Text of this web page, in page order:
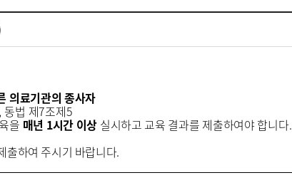
의료기관의 종사자
, 동법 제7조제5
을 매년 1시간 이상 실시하고 교육 결과를 제출하여야 합니다.
출하여 주시기 바랍니다.